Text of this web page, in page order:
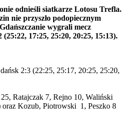
odnieśli siatkarze Lotosu Trefla.
nie przyszło podopiecznym
wygrali mecz
17:25, 25:20, 20:25, 15:13).
2:3 (22:25, 25:17, 20:25, 25:20,
Ratajczak 7, Rejno 10, Waliński
oraz Kozub, Piotrowski 1, Peszko 8